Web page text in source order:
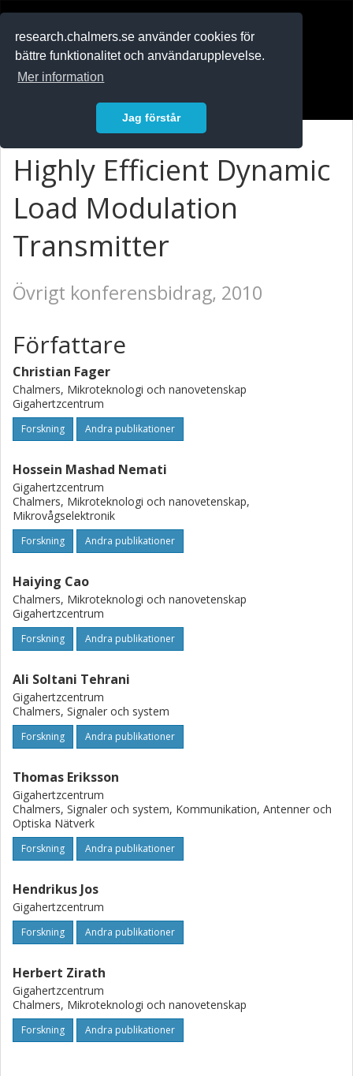
research.chalmers.se använder cookies för
bättre funktionalitet och användarupplevelse.
Mer information
Jag förstår
Highly Efficient Dynamic
Load Modulation
Transmitter
Övrigt konferensbidrag, 2010
Författare
Christian Fager
Chalmers, Mikroteknologi och nanovetenskap
Gigahertzcentrum
Forskning Andra publikationer
Hossein Mashad Nemati
Gigahertzcentrum
Chalmers, Mikroteknologi och nanovetenskap,
Mikrovågselektronik
Forskning Andra publikationer
Haiying Cao
Chalmers, Mikroteknologi och nanovetenskap
Gigahertzcentrum
Forskning Andra publikationer
Ali Soltani Tehrani
Gigahertzcentrum
Chalmers, Signaler och system
Forskning Andra publikationer
Thomas Eriksson
Gigahertzcentrum
Chalmers, Signaler och system, Kommunikation, Antenner och
Optiska Nätverk
Forskning Andra publikationer
Hendrikus Jos
Gigahertzcentrum
Forskning Andra publikationer
Herbert Zirath
Gigahertzcentrum
Chalmers, Mikroteknologi och nanovetenskap
Forskning Andra publikationer